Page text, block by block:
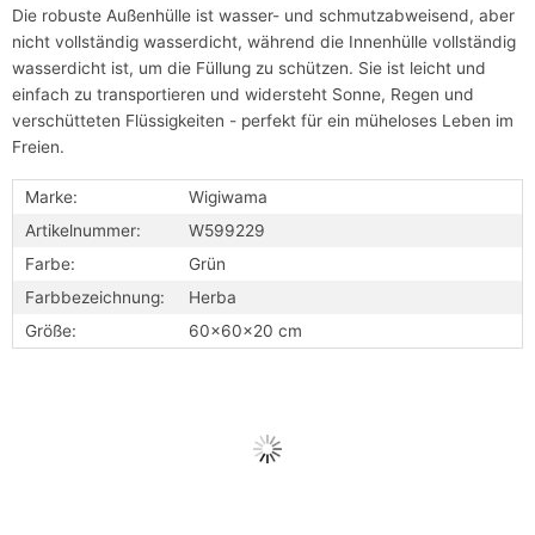
Die robuste Außenhülle ist wasser- und schmutzabweisend, aber
nicht vollständig wasserdicht, während die Innenhülle vollständig
wasserdicht ist, um die Füllung zu schützen. Sie ist leicht und
einfach zu transportieren und widersteht Sonne, Regen und
verschütteten Flüssigkeiten - perfekt für ein müheloses Leben im
Freien.
Marke:
Wigiwama
Artikelnummer:
W599229
Farbe:
Grün
Farbbezeichnung:
Herba
Größe:
60x60x20 cm